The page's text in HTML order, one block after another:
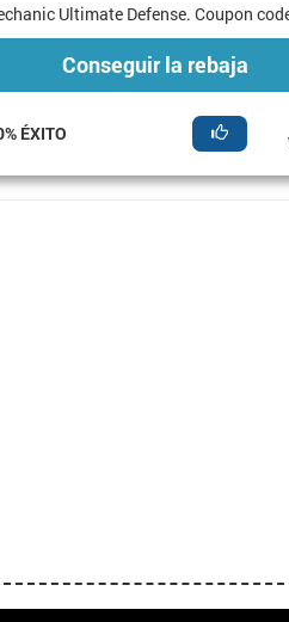
Ultimate Defense. Coupon
Conseguir la rebaja
ÉXITO